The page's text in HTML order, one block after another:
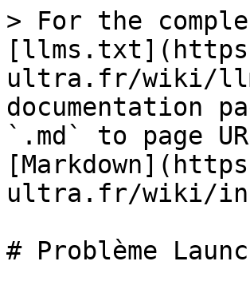
> For the
ultra.fr/wiki/
documentation
`.md` to page
ultra.fr/wiki/
# Problème